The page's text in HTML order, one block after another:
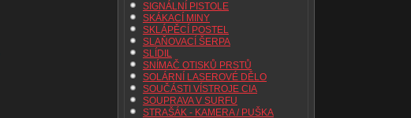
SIGNÁLNÍ PISTOLE
SKÁKACÍ MINY
SKLÁPĚCÍ POSTEL
SLAŇOVACÍ ŠERPA
SLÍDIL
SNÍMAČ OTISKŮ PRSTŮ
SOLÁRNÍ LASEROVÉ DĚLO
SOUČÁSTI VÍSTROJE CIA
SOUPRAVA V SURFU
STRAŠÁK - KAMERA / PUŠKA